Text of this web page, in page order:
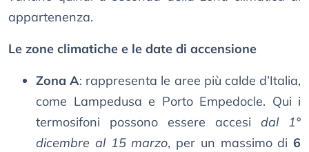
appartenenza.
Le zone climatiche e le date di accensione
Zona A: rappresenta le aree più calde d’Italia,
come Lampedusa e Porto Empedocle. Qui i
termosifoni possono essere accesi dal 1°
dicembre al 15 marzo, per un massimo di 6